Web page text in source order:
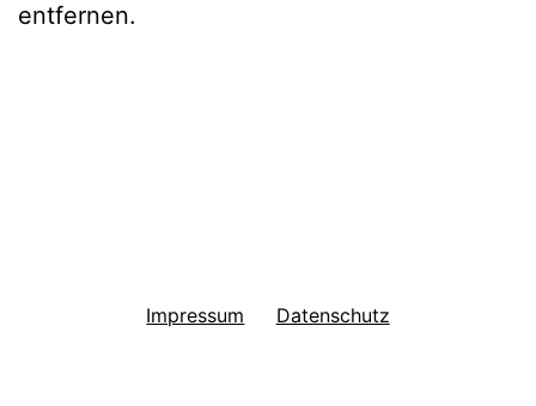
entfernen.
Impressum Datenschutz